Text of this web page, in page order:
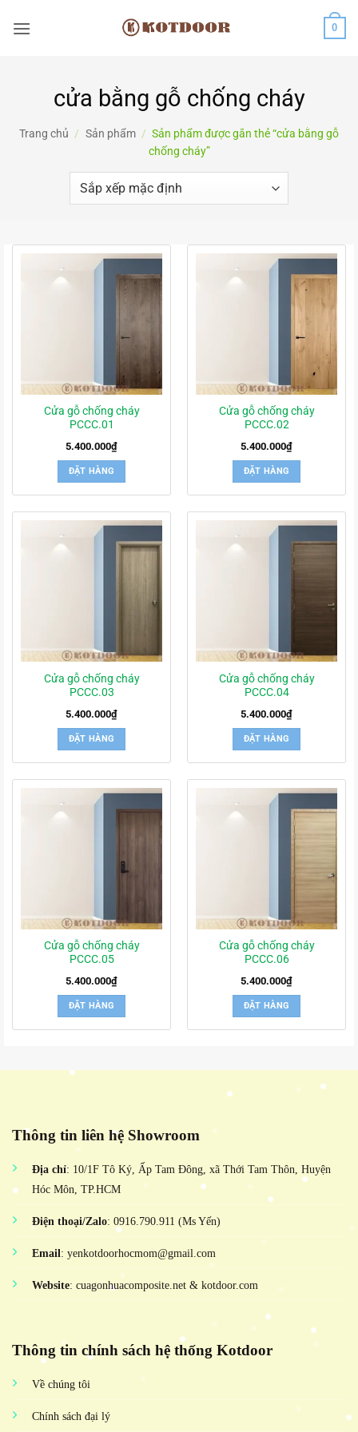
qua
0
cửa bằng gỗ chống cháy
Trang chủ / Sản phẩm / Sản phẩm được gắn thẻ “cửa bằng gỗ
chống cháy”
Cửa gỗ chống cháy
PCCC.01
5.400.000₫
ĐẶT HÀNG
Cửa gỗ chống cháy
PCCC.02
5.400.000₫
ĐẶT HÀNG
Cửa gỗ chống cháy
PCCC.03
5.400.000₫
ĐẶT HÀNG
Cửa gỗ chống cháy
PCCC.04
5.400.000₫
ĐẶT HÀNG
Cửa gỗ chống cháy
PCCC.05
5.400.000₫
ĐẶT HÀNG
Cửa gỗ chống cháy
PCCC.06
5.400.000₫
ĐẶT HÀNG
Thông tin liên hệ Showroom
Địa chỉ: 10/1F Tô Ký, Ấp Tam Đông, xã Thới Tam Thôn, Huyện
Hóc Môn, TP.HCM
Điện thoại/Zalo: 0916.790.911 (Ms Yến)
Email: yenkotdoorhocmom@gmail.com
Website: cuagonhuacomposite.net & kotdoor.com
Thông tin chính sách hệ thống Kotdoor
Về chúng tôi
Chính sách đại lý